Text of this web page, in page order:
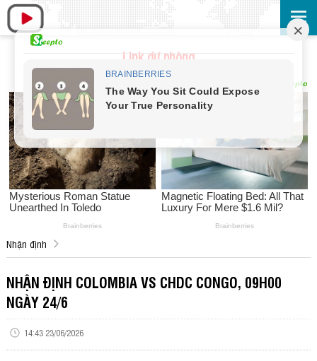
Link dự phòng
Nhận định
NHẬN ĐỊNH COLOMBIA VS CHDC CONGO, 09H00
NGÀY 24/6
14:43 23/06/2026